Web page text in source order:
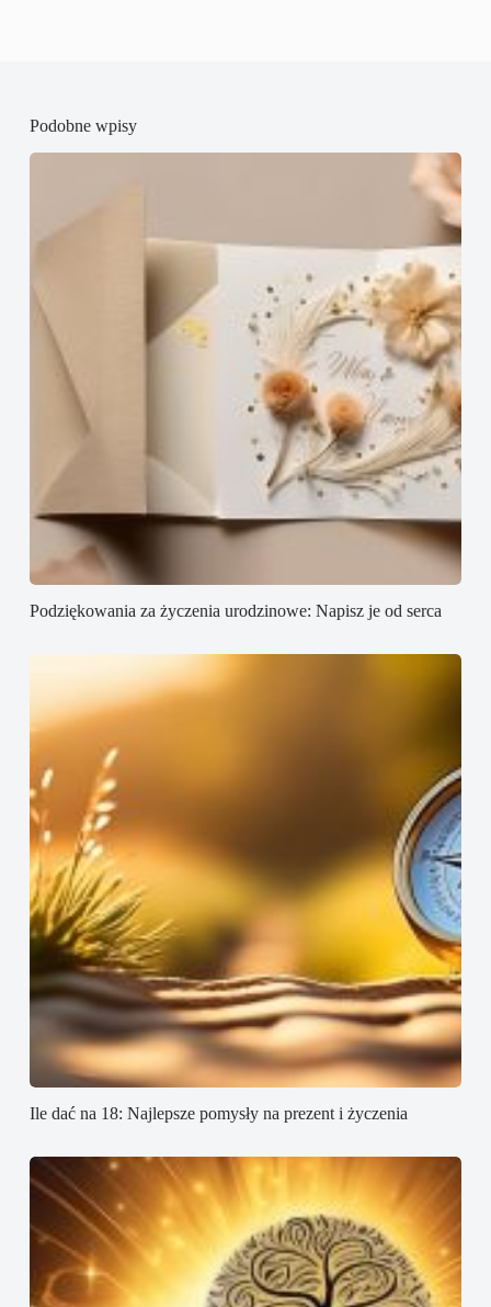
Podobne wpisy
Podziękowania za życzenia urodzinowe: Napisz je od serca
Ile dać na 18: Najlepsze pomysły na prezent i życzenia